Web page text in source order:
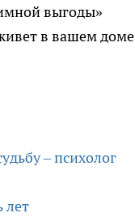
выгоды»
в вашем доме
– психолог
лет